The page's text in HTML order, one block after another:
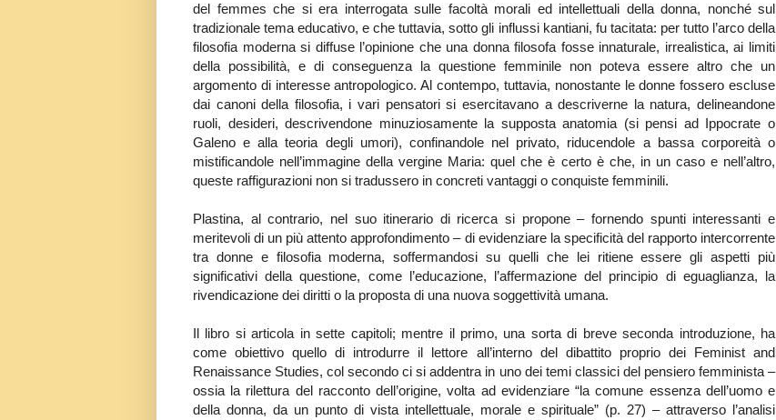
del femmes che si era interrogata sulle facoltà morali ed intellettuali della donna, nonché sul
tradizionale tema educativo, e che tuttavia, sotto gli influssi kantiani, fu tacitata: per tutto l’arco della
filosofia moderna si diffuse l’opinione che una donna filosofa fosse innaturale, irrealistica, ai limiti
della possibilità, e di conseguenza la questione femminile non poteva essere altro che un
argomento di interesse antropologico. Al contempo, tuttavia, nonostante le donne fossero escluse
dai canoni della filosofia, i vari pensatori si esercitavano a descriverne la natura, delineandone
ruoli, desideri, descrivendone minuziosamente la supposta anatomia (si pensi ad Ippocrate o
Galeno e alla teoria degli umori), confinandole nel privato, riducendole a bassa corporeità o
mistificandole nell’immagine della vergine Maria: quel che è certo è che, in un caso e nell’altro,
queste raffigurazioni non si tradussero in concreti vantaggi o conquiste femminili.
Plastina, al contrario, nel suo itinerario di ricerca si propone – fornendo spunti interessanti e
meritevoli di un più attento approfondimento – di evidenziare la specificità del rapporto intercorrente
tra donne e filosofia moderna, soffermandosi su quelli che lei ritiene essere gli aspetti più
significativi della questione, come l’educazione, l’affermazione del principio di eguaglianza, la
rivendicazione dei diritti o la proposta di una nuova soggettività umana.
Il libro si articola in sette capitoli; mentre il primo, una sorta di breve seconda introduzione, ha
come obiettivo quello di introdurre il lettore all’interno del dibattito proprio dei Feminist and
Renaissance Studies, col secondo ci si addentra in uno dei temi classici del pensiero femminista –
ossia la rilettura del racconto dell’origine, volta ad evidenziare “la comune essenza dell’uomo e
della donna, da un punto di vista intellettuale, morale e spirituale” (p. 27) – attraverso l’analisi